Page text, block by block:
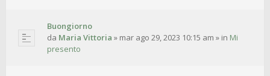
Buongiorno
da Maria Vittoria » mar ago 29, 2023 10:15 am » in Mi
presento